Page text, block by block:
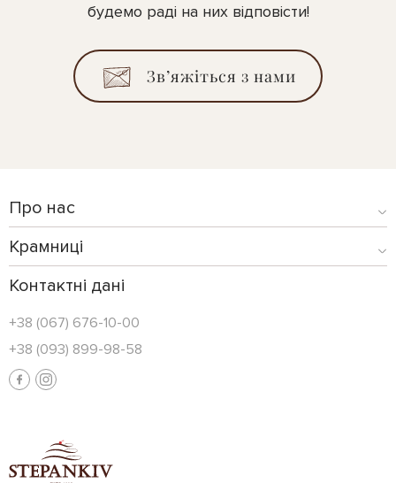
будемо раді на них відповісти!
Зв’яжіться з нами
Про нас
Крамниці
Контактні дані
+38 (067) 676-10-00
+38 (093) 899-98-58